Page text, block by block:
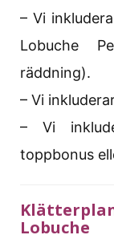
– Vi
Lobuche
räddning).
– Vi
– Vi
toppbonus
Lobuche